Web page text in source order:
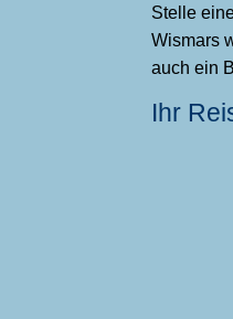
Stelle
Wismars
auch ein
Ihr